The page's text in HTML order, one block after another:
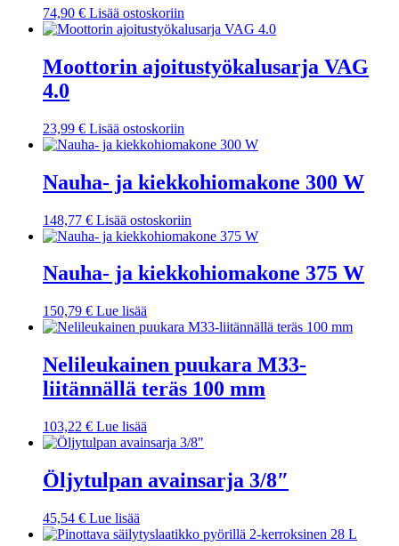
74,90 € Lisää ostoskoriin
Moottorin ajoitustyökalusarja VAG
4.0
23,99 € Lisää ostoskoriin
Nauha- ja kiekkohiomakone 300 W
148,77 € Lisää ostoskoriin
Nauha- ja kiekkohiomakone 375 W
150,79 € Lue lisää
Nelileukainen puukara M33-
liitännällä teräs 100 mm
103,22 € Lue lisää
Öljytulpan avainsarja 3/8″
45,54 € Lue lisää